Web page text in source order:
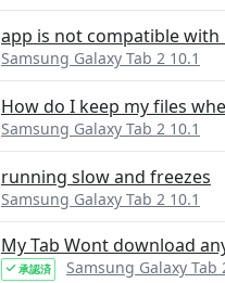
app is not compatible with
Samsung Galaxy Tab 2 10.1
How do I keep my files
Samsung Galaxy Tab 2 10.1
running slow and freezes
Samsung Galaxy Tab 2 10.1
My Tab Wont download
承認済 Samsung Galaxy Tab